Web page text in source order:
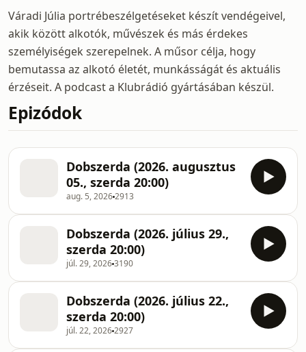
Váradi Júlia portrébeszélgetéseket készít vendégeivel,
akik között alkotók, művészek és más érdekes
személyiségek szerepelnek. A műsor célja, hogy
bemutassa az alkotó életét, munkásságát és aktuális
érzéseit. A podcast a Klubrádió gyártásában készül.
Epizódok
Dobszerda (2026. augusztus
05., szerda 20:00)
aug. 5, 20262913
Dobszerda (2026. július 29.,
szerda 20:00)
júl. 29, 20263190
Dobszerda (2026. július 22.,
szerda 20:00)
júl. 22, 20262927